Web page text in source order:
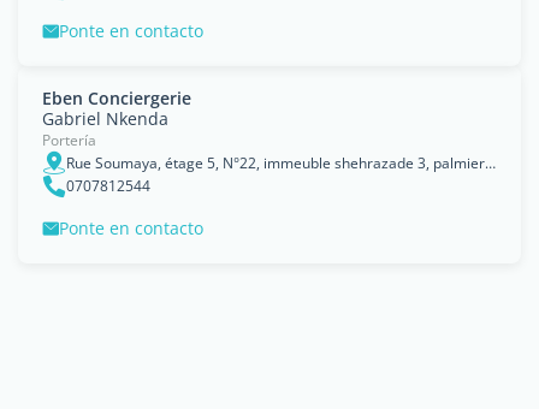
Ponte en contacto
Eben Conciergerie
Gabriel Nkenda
Portería
Rue Soumaya, étage 5, N°22, immeuble shehrazade 3, palmier, Casablanca, Grand Casablanca
0707812544
Ponte en contacto